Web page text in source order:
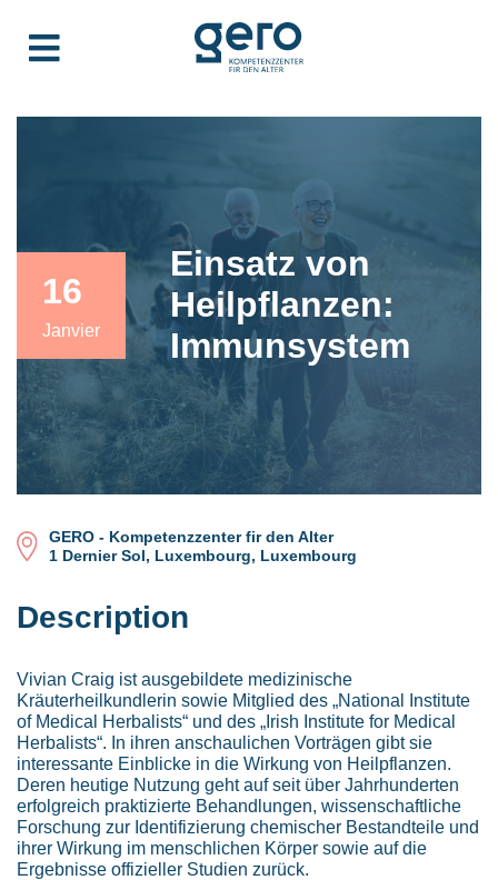
16
Janvier
Einsatz von
Heilpflanzen:
Immunsystem
GERO - Kompetenzzenter fir den Alter
1 Dernier Sol, Luxembourg, Luxembourg
Description
Vivian Craig ist ausgebildete medizinische
Kräuterheilkundlerin sowie Mitglied des „National Institute
of Medical Herbalists“ und des „Irish Institute for Medical
Herbalists“. In ihren anschaulichen Vorträgen gibt sie
interessante Einblicke in die Wirkung von Heilpflanzen.
Deren heutige Nutzung geht auf seit über Jahrhunderten
erfolgreich praktizierte Behandlungen, wissenschaftliche
Forschung zur Identifizierung chemischer Bestandteile und
ihrer Wirkung im menschlichen Körper sowie auf die
Ergebnisse offizieller Studien zurück.